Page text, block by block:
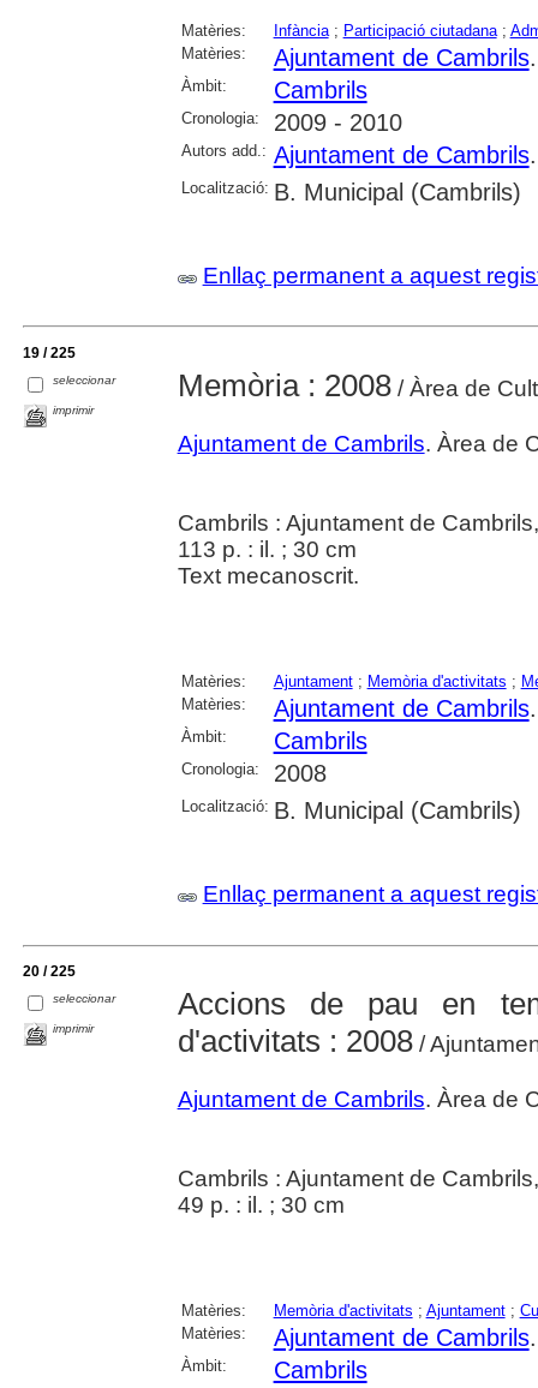
Matèries: Infància; Participació ciutadana;
Matèries:
Ajuntament de Cambrils
Àmbit: Cambrils
Cronologia: 2009 - 2010
Autors add.: Ajuntament de Cambrils
Localització: B. Municipal (Cambrils)
Enllaç permanent a aquest
19 / 225
seleccionar
imprimir
Memòria : 2008/ Àrea de
Ajuntament de Cambrils. Àrea de
Cambrils : Ajuntament de
113 p. : il. ; 30 cm
Text mecanoscrit.
Matèries: Ajuntament; Memòria d'activitats ;
Matèries:
Ajuntament de Cambrils
Àmbit: Cambrils
Cronologia: 2008
Localització: B. Municipal (Cambrils)
Enllaç permanent a aquest
20 / 225
seleccionar
imprimir
Accions de pau en
d'activitats : 2008/
Ajuntament de Cambrils. Àrea de
Cambrils : Ajuntament de
49 p. : il. ; 30 cm
Matèries: Memòria d'activitats ; Ajuntament;
Matèries:
Ajuntament de Cambrils
Àmbit: Cambrils